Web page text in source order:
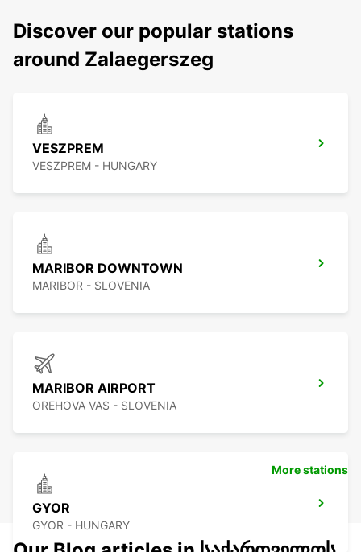
Discover our popular stations
around Zalaegerszeg
VESZPREM
VESZPREM - HUNGARY
MARIBOR DOWNTOWN
MARIBOR - SLOVENIA
MARIBOR AIRPORT
OREHOVA VAS - SLOVENIA
GYOR
GYOR - HUNGARY
More stations